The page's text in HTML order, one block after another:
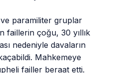
ve paramiliter gruplar
faillerin çoğu, 30 yıllık
nedeniyle davaların
Mahkemeye
failler beraat etti.